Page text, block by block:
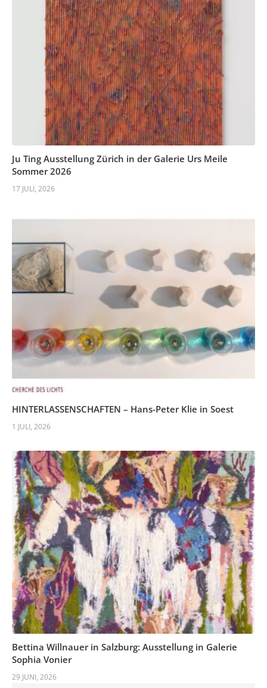
Ju Ting Ausstellung Zürich in der Galerie Urs Meile
Sommer 2026
17 JULI, 2026
HINTERLASSENSCHAFTEN – Hans-Peter Klie in Soest
1 JULI, 2026
Bettina Willnauer in Salzburg: Ausstellung in Galerie
Sophia Vonier
29 JUNI, 2026